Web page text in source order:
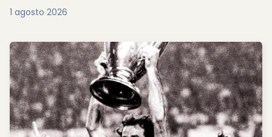
1 agosto 2026